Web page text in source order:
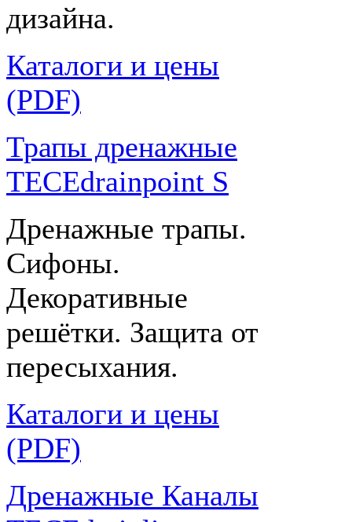
дизайна.
Каталоги и цены
(PDF)
Трапы дренажные
TECEdrainpoint S
Дренажные трапы.
Сифоны.
Декоративные
решётки. Защита от
пересыхания.
Каталоги и цены
(PDF)
Дренажные Каналы